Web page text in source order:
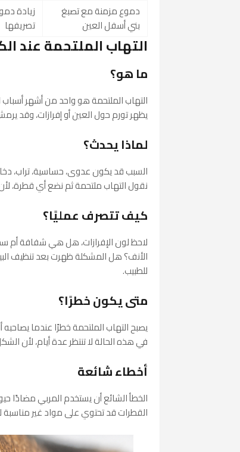
دموع مزمنة مع تصبغ
بني أسفل العين
زيادة
تصريفها
التهاب الملتحمة عند
ما هو؟
التهاب الملتحمة هو واحد من أشهر أسباب
يظهر تورم حول العين أو إفرازات، وقد
لماذا يحدث؟
السبب قد يكون عدوى، حساسية، تراب،
نقول التهاب ملتحمة ثم نضع أي قطرة،
كيف تتصرف عمليًا؟
لاحظ لون الإفرازات، هل هي شفافة أم
الأنف؟ هل المشكلة ظهرت بعد تنظيف
للطبيب.
متى يكون خطرًا؟
يصبح التهاب الملتحمة خطرًا عندما
في هذه الحالة لا تنتظر عدة أيام، لأن
أخطاء شائعة
الخطأ الشائع أن يستخدم المربي مضادًا
القطرات قد تحتوي على مواد غير